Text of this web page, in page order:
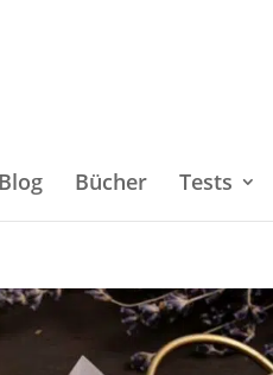
Blog Bücher Tests